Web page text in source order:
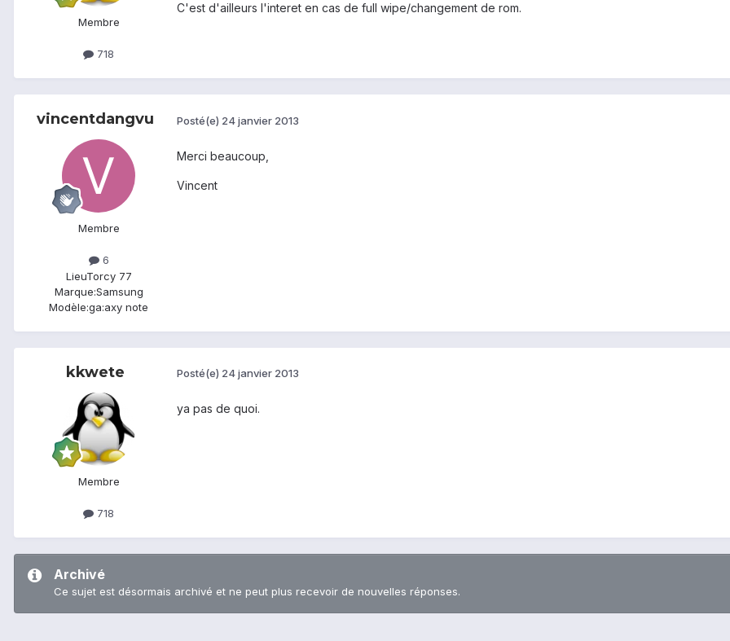
Membre
718
C'est d'ailleurs l'interet en cas de full wipe/changement de rom.
vincentdangvu
Membre
6
LieuTorcy 77
Marque:Samsung
Modèle:ga:axy note
Posté(e) 24 janvier 2013
Merci beaucoup,
Vincent
kkwete
Membre
718
Posté(e) 24 janvier 2013
ya pas de quoi.
Archivé
Ce sujet est désormais archivé et ne peut plus recevoir de nouvelles réponses.